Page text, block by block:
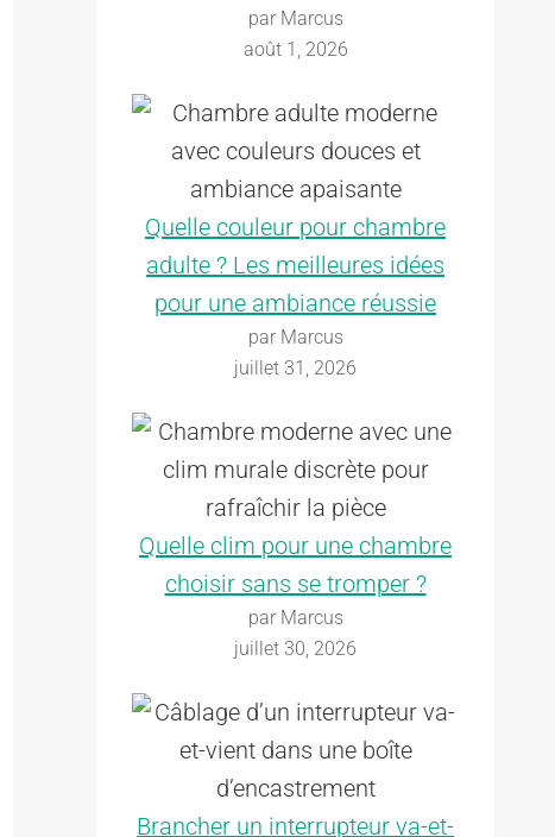
par Marcus
août 1, 2026
Quelle couleur pour chambre
adulte ? Les meilleures idées
pour une ambiance réussie
par Marcus
juillet 31, 2026
Quelle clim pour une chambre
choisir sans se tromper ?
par Marcus
juillet 30, 2026
Brancher un interrupteur va-et-